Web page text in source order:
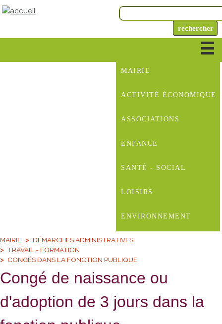
MAIRIE
ACTIVITÉ ÉCONOMIQUE
ASSOCIATIONS
ENFANCE
SANTÉ - SOCIAL
LOISIRS
ENVIRONNEMENT
MAIRIE
DÉMARCHES ADMINISTRATIVES
TRAVAIL - FORMATION
CONGÉS DANS LA FONCTION PUBLIQUE
Congé de naissance ou
d'adoption de 3 jours dans la